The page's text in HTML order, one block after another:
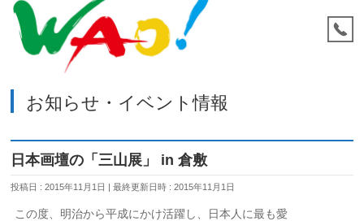
お知らせ・イベント情報
日本画壇の「三山展」 in 倉敷
投稿日 : 2015年11月1日 最終更新日時 : 2015年11月1日
この度、明治から平成にかけ活躍し、日本人に最も愛